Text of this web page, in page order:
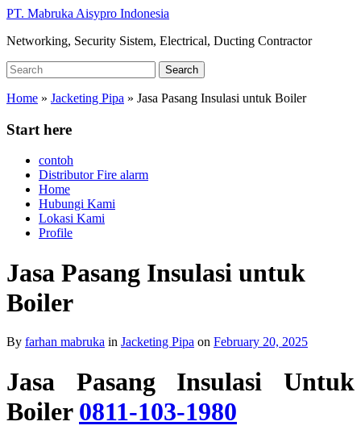
Skip
main
PT. Mabruka Aisypro Indonesia
Networking, Security Sistem, Electrical, Ducting Contractor
Search
for:
Search
Home » Jacketing Pipa » Jasa Pasang Insulasi untuk Boiler
Start here
contoh
Distributor Fire alarm
Home
Hubungi Kami
Lokasi Kami
Profile
Jasa Pasang Insulasi untuk
Boiler
By farhan mabruka in Jacketing Pipa on February 20, 2025
Jasa Pasang Insulasi Untuk
Boiler 0811-103-1980